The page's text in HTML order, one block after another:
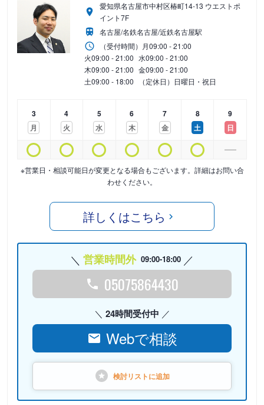
愛知県名古屋市中村区椿町14-13 ウエストポ
イント7F
名古屋/名鉄名古屋/近鉄名古屋駅
（受付時間） 月09:00 - 21:00
火09:00 - 21:00 水09:00 - 21:00
木09:00 - 21:00 金09:00 - 21:00
土09:00 - 18:00 （定休日）日曜日・祝日
3
月
4
火
5
水
6
木
7
金
8
土
9
日
※営業日・相談可能日が変更となる場合もございます。詳細はお問い合
わせください。
詳しくはこちら
営業時間外 09:00-18:00
05075864430
24時間受付中
Webで相談
検討リストに追加